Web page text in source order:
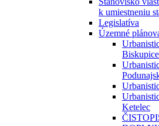
k umiestneniu
Legislatíva
Územné
Ketelec